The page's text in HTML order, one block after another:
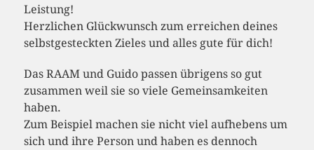
Leistung!
Herzlichen Glückwunsch zum erreichen deines
selbstgesteckten Zieles und alles gute für dich!
Das RAAM und Guido passen übrigens so gut
zusammen weil sie so viele Gemeinsamkeiten
haben.
Zum Beispiel machen sie nicht viel aufhebens um
sich und ihre Person und haben es dennoch